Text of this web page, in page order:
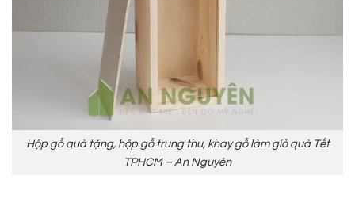
Hộp gỗ quà tặng, hộp gỗ trung thu, khay gỗ làm giỏ quà Tết
TPHCM – An Nguyên